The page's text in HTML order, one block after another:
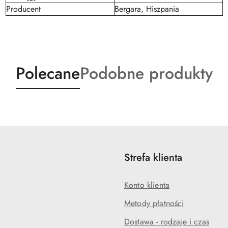
Producent
Bergara, Hiszpania
Produkty
o
PolecaneProdukty
o
Podobne produkty
Strefa klienta
Konto klienta
Metody płatności
Dostawa - rodzaje i czas